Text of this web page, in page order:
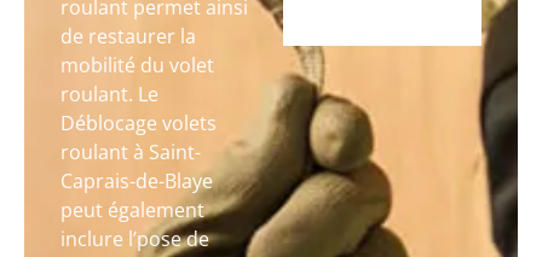
roulant permet ainsi
de restaurer la
mobilité du volet
roulant. Le
Déblocage volets
roulant à Saint-
Caprais-de-Blaye
peut également
inclure l’pose de